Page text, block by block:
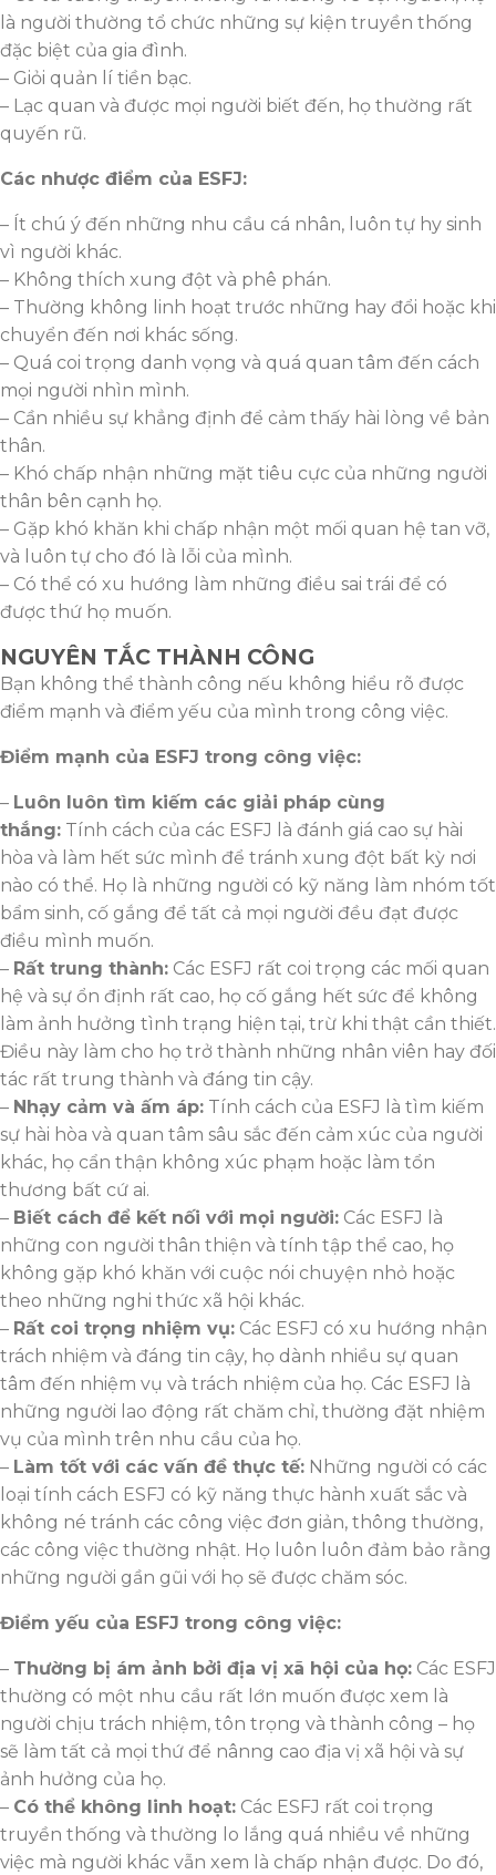
là người thường tổ chức những sự kiện truyền thống
đặc biệt của gia đình.
– Giỏi quản lí tiền bạc.
– Lạc quan và được mọi người biết đến, họ thường rất
quyến rũ.
Các nhược điểm của ESFJ:
– Ít chú ý đến những nhu cầu cá nhân, luôn tự hy sinh
vì người khác.
– Không thích xung đột và phê phán.
– Thường không linh hoạt trước những hay đổi hoặc khi
chuyển đến nơi khác sống.
– Quá coi trọng danh vọng và quá quan tâm đến cách
mọi người nhìn mình.
– Cần nhiều sự khẳng định để cảm thấy hài lòng về bản
thân.
– Khó chấp nhận những mặt tiêu cực của những người
thân bên cạnh họ.
– Gặp khó khăn khi chấp nhận một mối quan hệ tan vỡ,
và luôn tự cho đó là lỗi của mình.
– Có thể có xu hướng làm những điều sai trái để có
được thứ họ muốn.
NGUYÊN TẮC THÀNH CÔNG
Bạn không thể thành công nếu không hiểu rõ được
điểm mạnh và điểm yếu của mình trong công việc.
Điểm mạnh của ESFJ trong công việc:
– Luôn luôn tìm kiếm các giải pháp cùng
thắng: Tính cách của các ESFJ là đánh giá cao sự hài
hòa và làm hết sức mình để tránh xung đột bất kỳ nơi
nào có thể. Họ là những người có kỹ năng làm nhóm tốt
bẩm sinh, cố gắng để tất cả mọi người đều đạt được
điều mình muốn.
– Rất trung thành: Các ESFJ rất coi trọng các mối quan
hệ và sự ổn định rất cao, họ cố gắng hết sức để không
làm ảnh hưởng tình trạng hiện tại, trừ khi thật cần thiết.
Điều này làm cho họ trở thành những nhân viên hay đối
tác rất trung thành và đáng tin cậy.
– Nhạy cảm và ấm áp: Tính cách của ESFJ là tìm kiếm
sự hài hòa và quan tâm sâu sắc đến cảm xúc của người
khác, họ cẩn thận không xúc phạm hoặc làm tổn
thương bất cứ ai.
– Biết cách để kết nối với mọi người: Các ESFJ là
những con người thân thiện và tính tập thể cao, họ
không gặp khó khăn với cuộc nói chuyện nhỏ hoặc
theo những nghi thức xã hội khác.
– Rất coi trọng nhiệm vụ: Các ESFJ có xu hướng nhận
trách nhiệm và đáng tin cậy, họ dành nhiều sự quan
tâm đến nhiệm vụ và trách nhiệm của họ. Các ESFJ là
những người lao động rất chăm chỉ, thường đặt nhiệm
vụ của mình trên nhu cầu của họ.
– Làm tốt với các vấn đề thực tế: Những người có các
loại tính cách ESFJ có kỹ năng thực hành xuất sắc và
không né tránh các công việc đơn giản, thông thường,
các công việc thường nhật. Họ luôn luôn đảm bảo rằng
những người gần gũi với họ sẽ được chăm sóc.
Điểm yếu của ESFJ trong công việc:
– Thường bị ám ảnh bởi địa vị xã hội của họ: Các ESFJ
thường có một nhu cầu rất lớn muốn được xem là
người chịu trách nhiệm, tôn trọng và thành công – họ
sẽ làm tất cả mọi thứ để nânng cao địa vị xã hội và sự
ảnh hưởng của họ.
– Có thể không linh hoạt: Các ESFJ rất coi trọng
truyền thống và thường lo lắng quá nhiều về những
việc mà người khác vẫn xem là chấp nhận được. Do đó,